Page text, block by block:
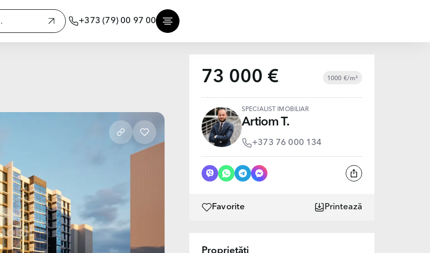
+373 (79) 00 97 00
73 000 € 1000 €/m²
SPECIALIST IMOBILIAR
Artiom T.
+373 76 000 134
Favorite Printează